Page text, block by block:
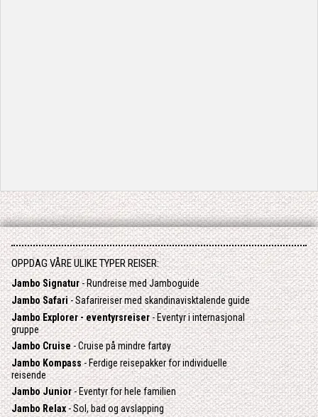
OPPDAG VÅRE ULIKE TYPER REISER:
Jambo Signatur- Rundreise med Jamboguide
Jambo Safari- Safarireiser med skandinavisktalende guide
Jambo Explorer - eventyrsreiser- Eventyr i internasjonal
gruppe
Jambo Cruise- Cruise på mindre fartøy
Jambo Kompass- Ferdige reisepakker for individuelle
reisende
Jambo Junior- Eventyr for hele familien
Jambo Relax- Sol, bad og avslapping